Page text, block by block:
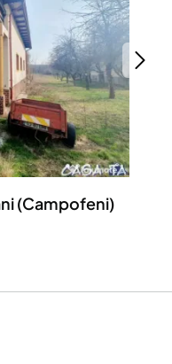
(Campofeni)